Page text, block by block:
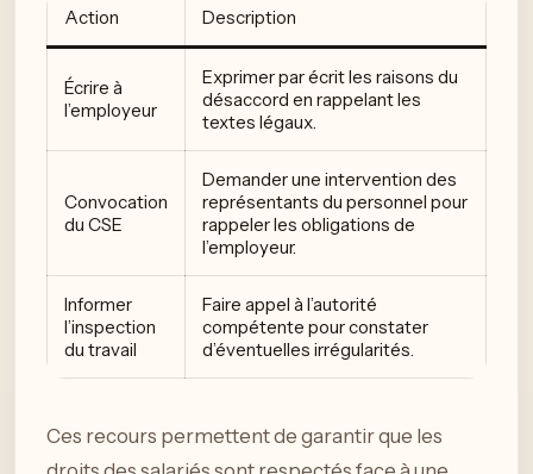
Action Description
Écrire à
l’employeur
Exprimer par écrit les raisons du
désaccord en rappelant les
textes légaux.
Convocation
du CSE
Demander une intervention des
représentants du personnel pour
rappeler les obligations de
l’employeur.
Informer
l’inspection
du travail
Faire appel à l’autorité
compétente pour constater
d’éventuelles irrégularités.
Ces recours permettent de garantir que les